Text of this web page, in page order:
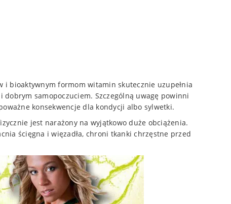
i bioaktywnym formom witamin skutecznie uzupełnia
samopoczuciem. Szczególną uwagę powinni
konsekwencje dla kondycji albo sylwetki.
jest narażony na wyjątkowo duże obciążenia.
ścięgna i więzadła, chroni tkanki chrzęstne przed